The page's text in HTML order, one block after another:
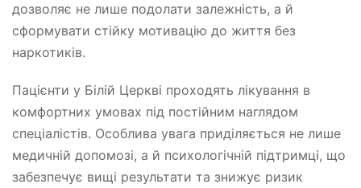
дозволяє не лише подолати залежність, а й
сформувати стійку мотивацію до життя без
наркотиків.
Пацієнти у Білій Церкві проходять лікування в
комфортних умовах під постійним наглядом
спеціалістів. Особлива увага приділяється не лише
медичній допомозі, а й психологічній підтримці, що
забезпечує вищі результати та знижує ризик